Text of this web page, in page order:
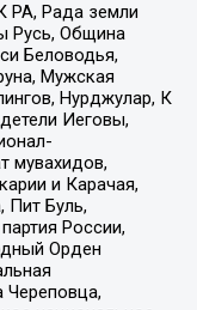
РА, Рада земли
Русь, Община
Беловодья,
Мужская
Нурджулар, К
Иеговы,
мувахидов,
и Карачая,
Пит Буль,
России,
Орден
Череповца,